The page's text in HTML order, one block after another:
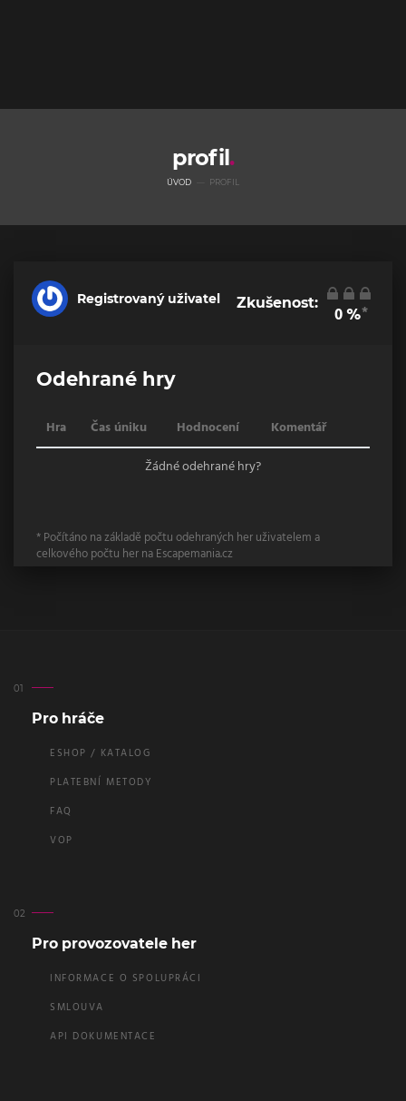
profil
ÚVOD PROFIL
Registrovaný uživatel Zkušenost:
0%*
Odehrané hry
Hra Čas úniku Hodnocení
Komentář
Žádné odehrané hry?
* Počítáno na základě počtu odehraných her uživatelem a
celkového počtu her na Escapemania.cz
Pro hráče
ESHOP / KATALOG
PLATEBNÍ METODY
FAQ
VOP
Pro provozovatele her
INFORMACE O SPOLUPRÁCI
SMLOUVA
API DOKUMENTACE